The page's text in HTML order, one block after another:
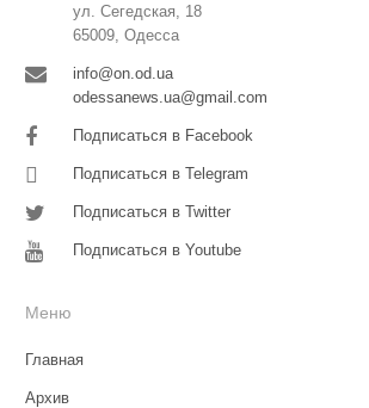
ул. Сегедская, 18
65009, Одесса
info@on.od.ua
odessanews.ua@gmail.com
Подписаться в Facebook
Подписаться в Telegram
Подписаться в Twitter
Подписаться в Youtube
Меню
Главная
Архив